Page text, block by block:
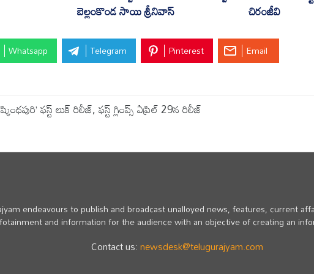
బెల్లంకొండ సాయి శ్రీనివాస్ చిరంజీవి
Whatsapp Telegram Pinterest Email
ఫస్ట్ లుక్ రిలీజ్, ఫస్ట్ గ్లింప్స్ ఏప్రిల్ 29న రిలీజ్
endeavours to publish and broadcast unalloyed news, features, current
and information for the audience with an objective of creating an
Contact us:newsdesk@telugurajyam.com